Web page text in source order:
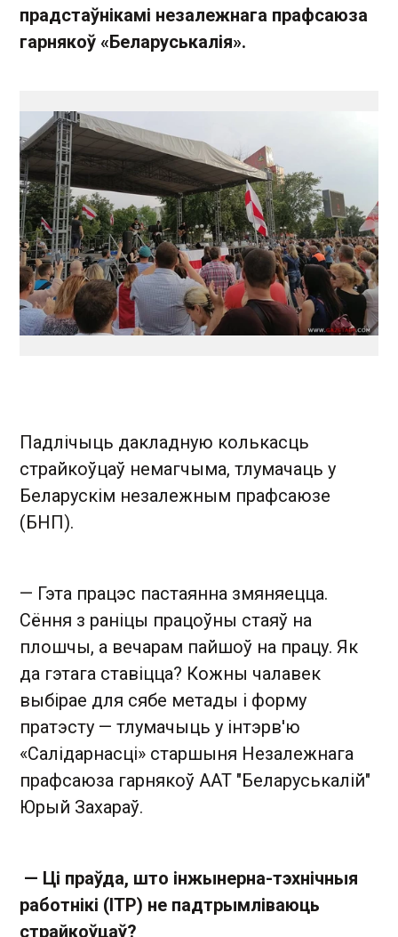
прадстаўнікамі незалежнага прафсаюза
гарнякоў «Беларуськалія».
Падлічыць дакладную колькасць
страйкоўцаў немагчыма, тлумачаць у
Беларускім незалежным прафсаюзе
(БНП).
— Гэта працэс пастаянна змяняецца.
Сёння з раніцы працоўны стаяў на
плошчы, а вечарам пайшоў на працу. Як
да гэтага ставіцца? Кожны чалавек
выбірае для сябе метады і форму
пратэсту — тлумачыць у інтэрв'ю
«Салідарнасці» старшыня Незалежнага
прафсаюза гарнякоў ААТ "Беларуськалій"
Юрый Захараў.
— Ці праўда, што інжынерна-тэхнічныя
работнікі (ІТР) не падтрымліваюць
страйкоўцаў?